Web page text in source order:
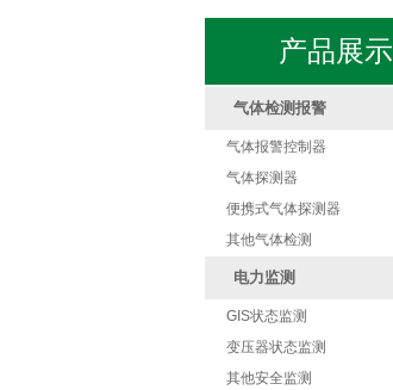
产品展示
气体检测报警
气体报警控制器
气体探测器
便携式气体探测器
其他气体检测
电力监测
GIS状态监测
变压器状态监测
其他安全监测